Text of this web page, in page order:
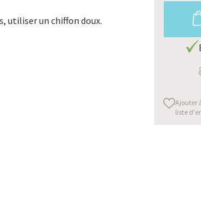
utiliser un chiffon doux.
Ajouter
liste